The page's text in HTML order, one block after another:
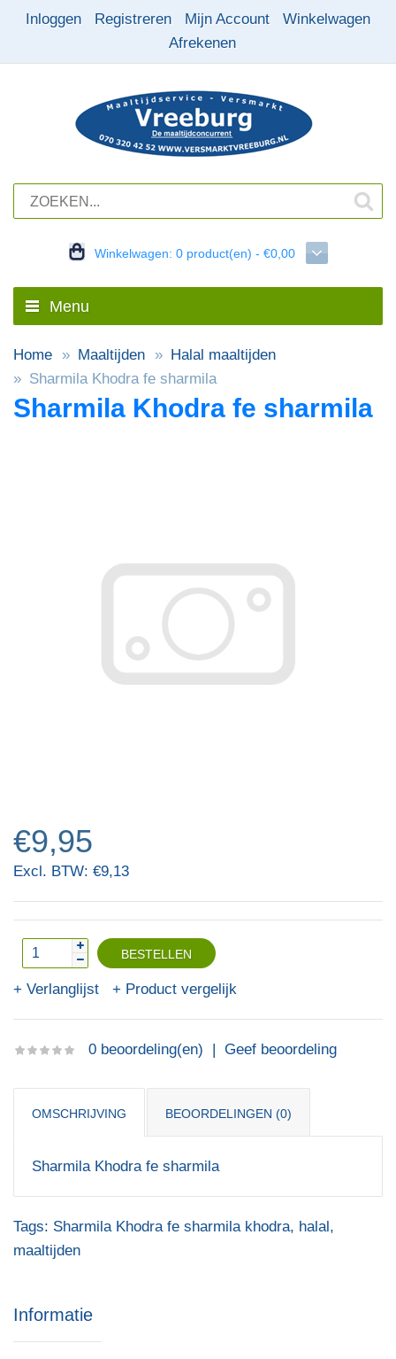
Inloggen Registreren Mijn Account
Winkelwagen
Afrekenen
Winkelwagen: 0 product(en) - €0,00
Menu
Home Maaltijden
Halal maaltijden
Sharmila Khodra fe sharmila
Sharmila Khodra fe sharmila
€9,95
Excl. BTW: €9,13
Verlanglijst Product vergelijk
0 beoordeling(en) | Geef beoordeling
OMSCHRIJVING BEOORDELINGEN (0)
Sharmila Khodra fe sharmila
Tags: Sharmila Khodra fe sharmila khodra, halal,
maaltijden
Informatie